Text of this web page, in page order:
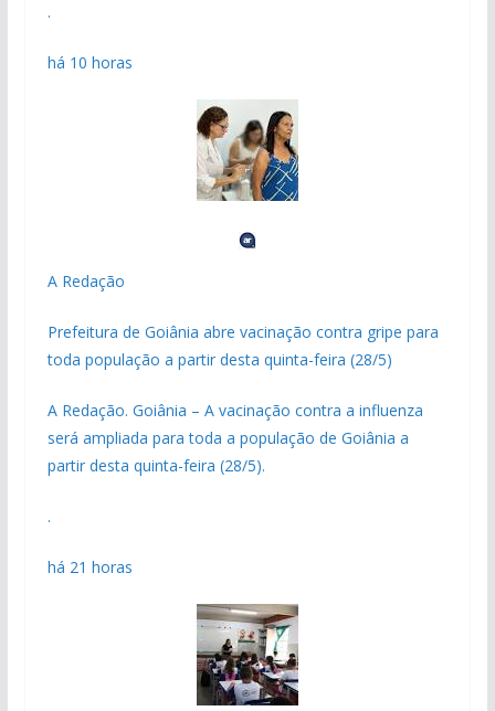
.
há 10 horas
A Redação
Prefeitura de Goiânia abre vacinação contra gripe para
toda população a partir desta quinta-feira (28/5)
A Redação. Goiânia – A vacinação contra a influenza
será ampliada para toda a população de Goiânia a
partir desta quinta-feira (28/5).
.
há 21 horas